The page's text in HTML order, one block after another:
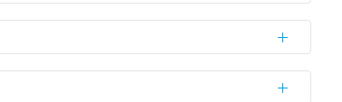
la pelle priva di ferite (o cute
ricordare che non devono
Deve, invece, essere utilizzato un
La disinfezione è necessaria
pulizia con detergenti.